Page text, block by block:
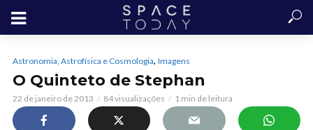
Astronomia, Astrofísica e Cosmologia, Imagens
O Quinteto de Stephan
22 de janeiro de 2013 84 visualizações 1 min de leitura